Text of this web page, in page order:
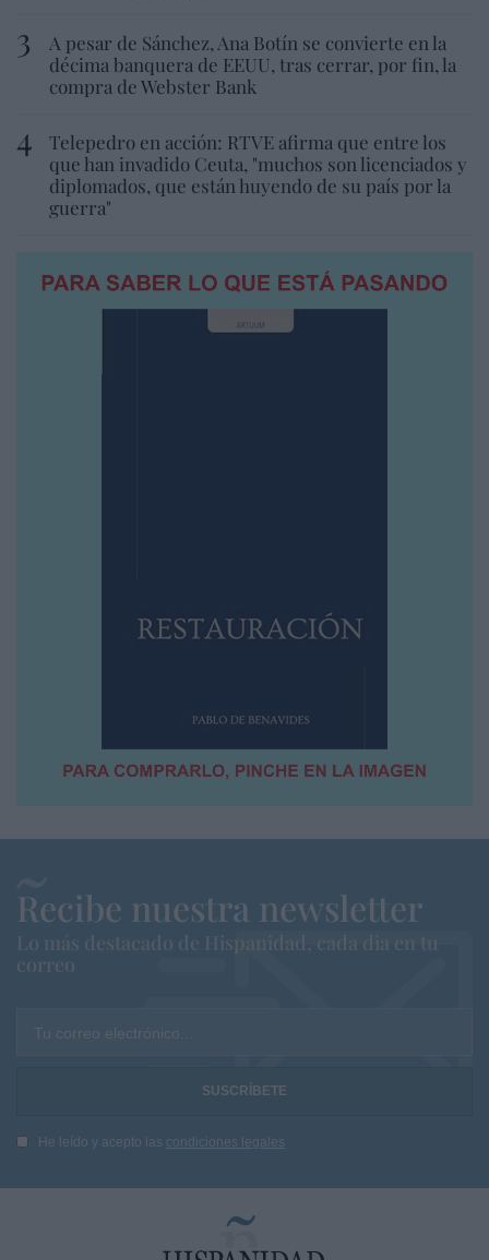
A pesar de Sánchez, Ana Botín se convierte en la
décima banquera de EEUU, tras cerrar, por fin, la
compra de Webster Bank
Telepedro en acción: RTVE afirma que entre los
que han invadido Ceuta, "muchos son licenciados y
diplomados, que están huyendo de su país por la
guerra"
Recibe nuestra newsletter
Lo más destacado de Hispanidad, cada dia en tu
correo
Tu correo electrónico...
He leído y acepto las condiciones legales